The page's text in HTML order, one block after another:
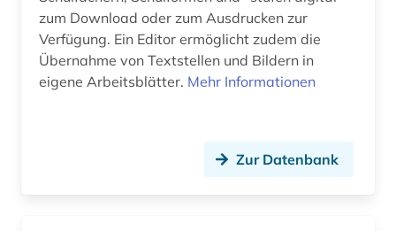
arktis (1)
armenien (3)
art (1)
Schweden (20)
Schweiz (33)
Slowakei (8)
zum Download oder zum Ausdrucken zur
Verfügung. Ein Editor ermöglicht zudem die
Übernahme von Textstellen und Bildern in
eigene Arbeitsblätter. Mehr Informationen
Zur Datenbank